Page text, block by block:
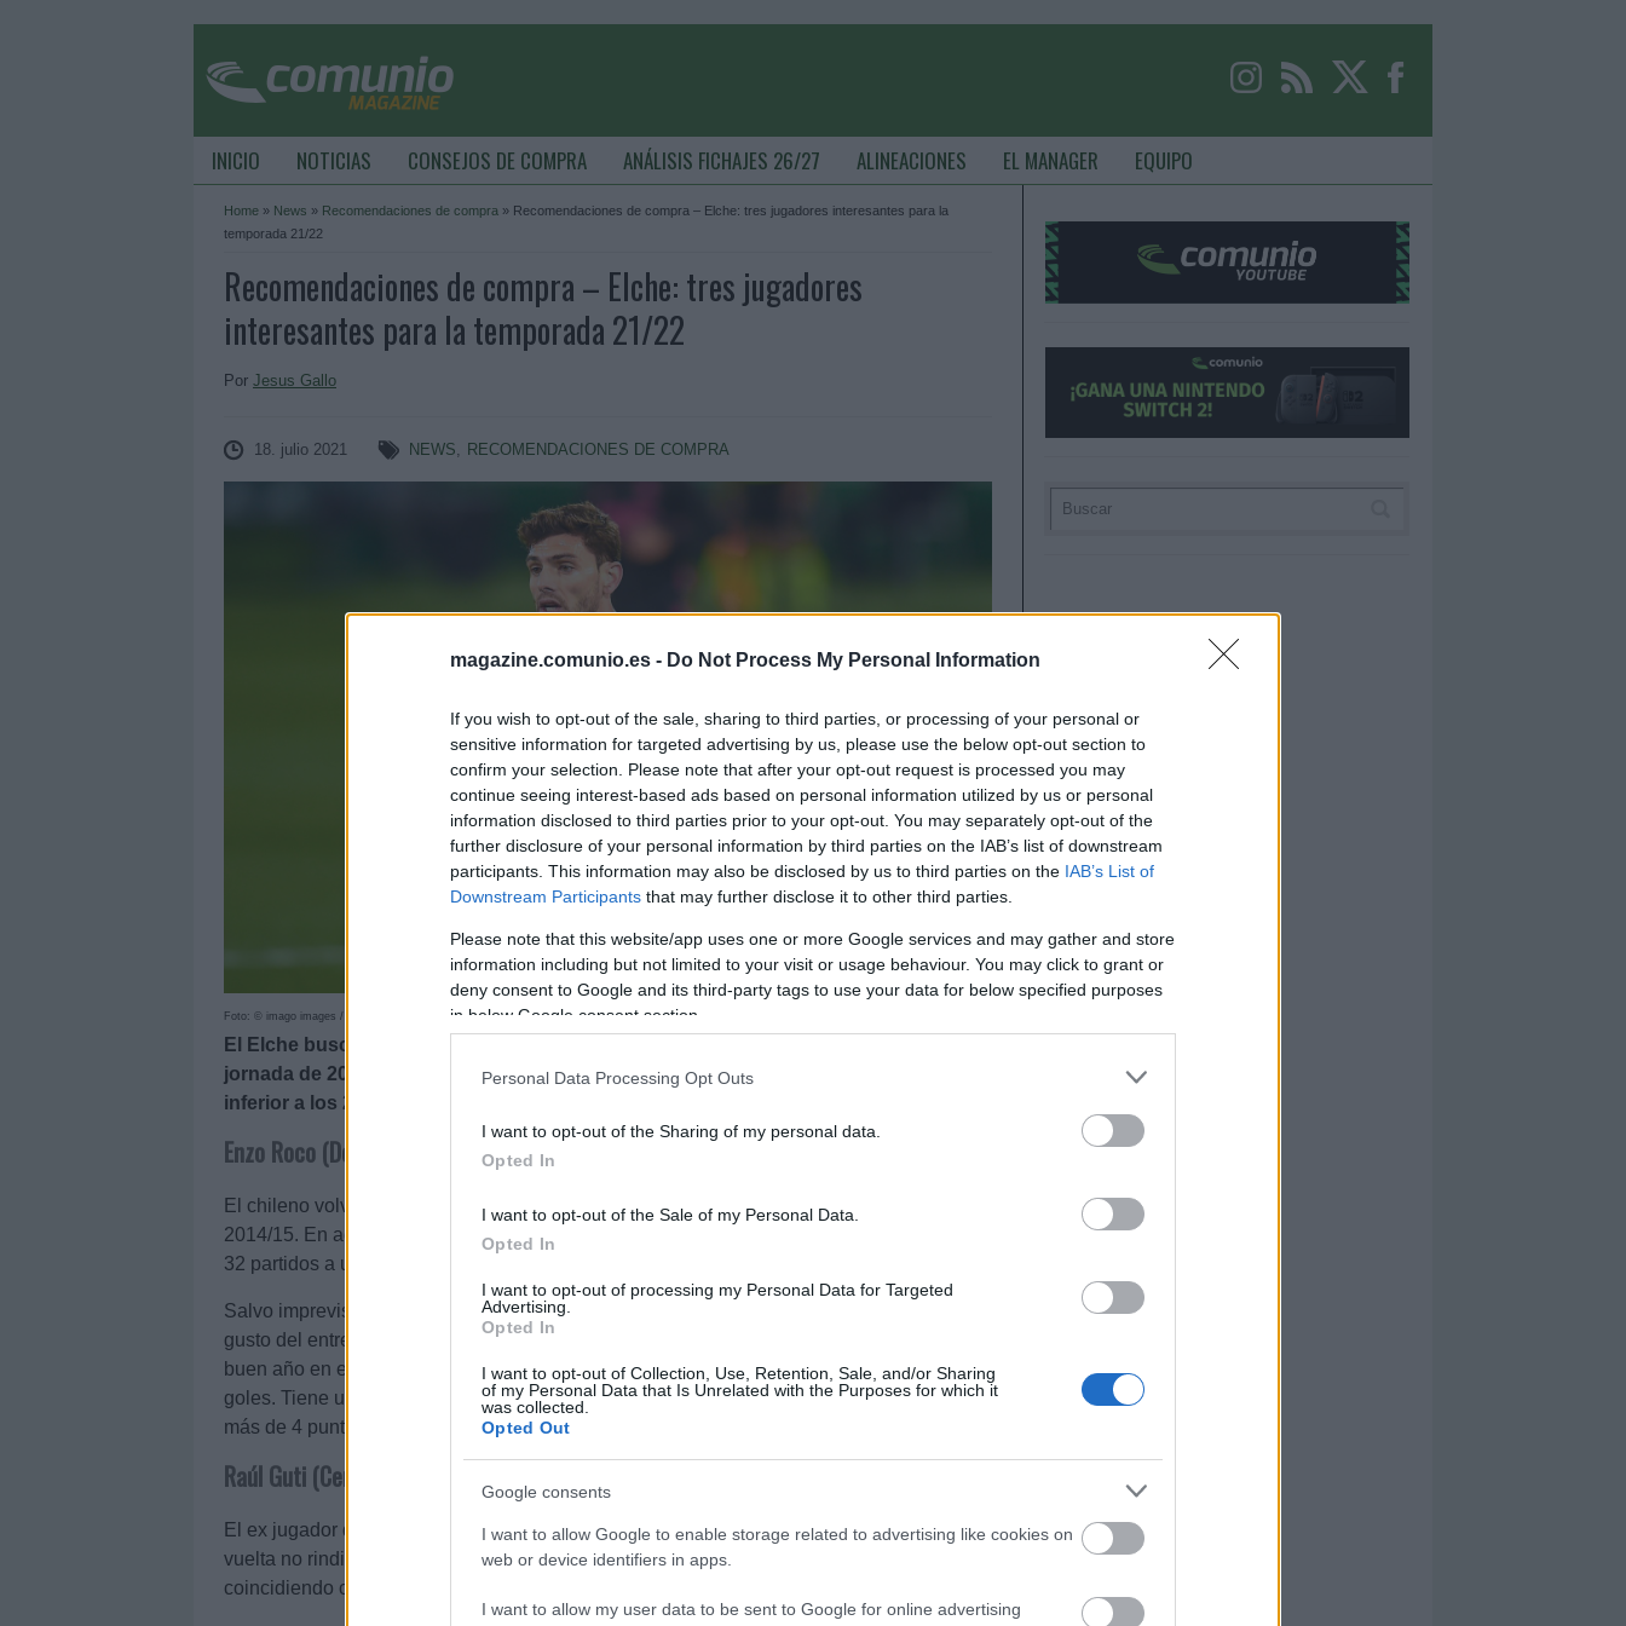
magazine.comunio.es - Do Not Process My Personal Information
If you wish to opt-out of the sale, sharing to third parties, or processing of your personal or
sensitive information for targeted advertising by us, please use the below opt-out section to
confirm your selection. Please note that after your opt-out request is processed you may
continue seeing interest-based ads based on personal information utilized by us or personal
information disclosed to third parties prior to your opt-out. You may separately opt-out of the
further disclosure of your personal information by third parties on the IAB’s list of downstream
participants. This information may also be disclosed by us to third parties on the IAB’s List of
Downstream Participants that may further disclose it to other third parties.
Please note that this website/app uses one or more Google services and may gather and store
information including but not limited to your visit or usage behaviour. You may click to grant or
deny consent to Google and its third-party tags to use your data for below specified purposes
in below Google consent section.
Personal Data Processing Opt Outs
I want to opt-out of the Sharing of my personal data.
Opted In
I want to opt-out of the Sale of my Personal Data.
Opted In
I want to opt-out of processing my Personal Data for Targeted
Advertising.
Opted In
I want to opt-out of Collection, Use, Retention, Sale, and/or Sharing
of my Personal Data that Is Unrelated with the Purposes for which it
was collected.
Opted Out
Google consents
I want to allow Google to enable storage related to advertising like cookies on
web or device identifiers in apps.
I want to allow my user data to be sent to Google for online advertising
INICIO NOTICIAS CONSEJOS DE COMPRA ANÁLISIS FICHAJES 26/27 ALINEACIONES EL MANAGER EQUIPO
Home » News » Recomendaciones de compra » Recomendaciones de compra – Elche: tres jugadores interesantes para la
temporada 21/22
Recomendaciones de compra – Elche: tres jugadores
interesantes para la temporada 21/22
Por Jesus Gallo
18. julio 2021 NEWS, RECOMENDACIONES DE COMPRA
Foto: © imago images / Shutterstock
El Elche buscará asentarse en Primera tras su milagrosa salvación en la última
jornada de 20/21. A continuación os dejamos tres jugadores ilicitanos con un valor
inferior a los 2 millones por los que puedes apostar sin riesgo alguno.
Enzo Roco (Defensa, 1.190.000)
El chileno volverá a vestir la camiseta franjiverde tras su paso por el club en la temporada
2014/15. En aquel año, también bajo las órdenes de Fran Escribá, Roco jugó un total de
32 partidos a un alto nivel, obteniendo 112 puntos en Comunio.
Salvo imprevisto, el zaguero chileno será uno de los centrales titulares ya que es del
gusto del entrenador y tiene una amplia experiencia internacional. Viene de hacer un
buen año en el Karagümrük turco en el que promedió un 6,9 de notaSofaScorey anotó 3
goles. Tiene un precio actual de 1,1 millones, bajo para un futbolista que podría dar algo
más de 4 puntos por partido si juega a su mejor nivel.
Raúl Guti (Centrocampista, 1.700.000)
El ex jugador del Real Zaragoza fue de menos a más la pasada temporada. En la primera
vuelta no rindió al nivel que se esperaba, pero en la segunda mejoró su rendimiento,
coincidiendo con la llegada de Fran Escribá al banquillo.